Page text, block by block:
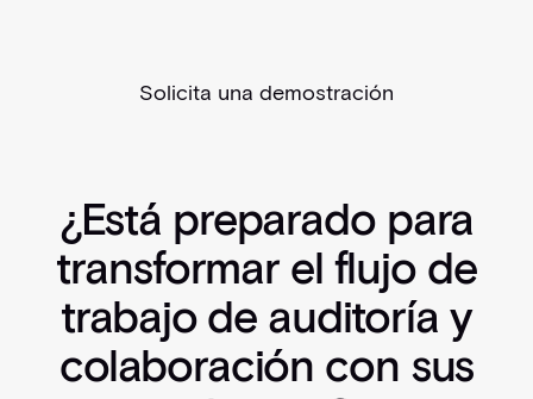
Solicita una demostración
¿Está preparado para
transformar el flujo de
trabajo de auditoría y
colaboración con sus